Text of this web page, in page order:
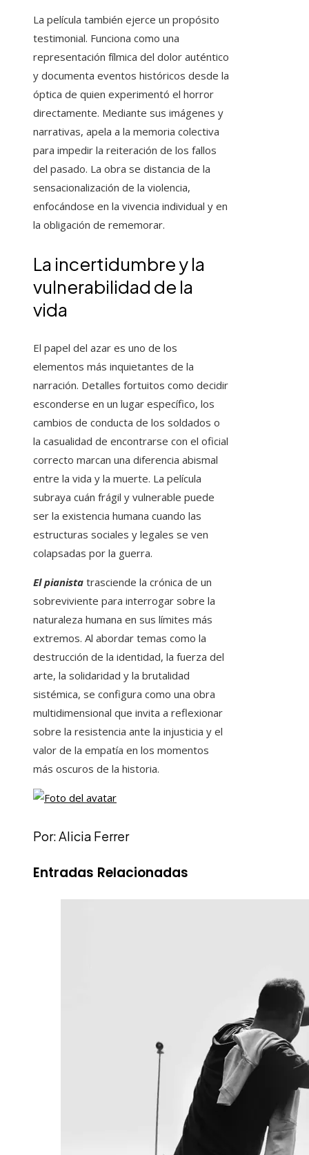
La película también ejerce un propósito
testimonial. Funciona como una
representación fílmica del dolor auténtico
y documenta eventos históricos desde la
óptica de quien experimentó el horror
directamente. Mediante sus imágenes y
narrativas, apela a la memoria colectiva
para impedir la reiteración de los fallos
del pasado. La obra se distancia de la
sensacionalización de la violencia,
enfocándose en la vivencia individual y en
la obligación de rememorar.
La incertidumbre y la
vulnerabilidad de la
vida
El papel del azar es uno de los
elementos más inquietantes de la
narración. Detalles fortuitos como decidir
esconderse en un lugar específico, los
cambios de conducta de los soldados o
la casualidad de encontrarse con el oficial
correcto marcan una diferencia abismal
entre la vida y la muerte. La película
subraya cuán frágil y vulnerable puede
ser la existencia humana cuando las
estructuras sociales y legales se ven
colapsadas por la guerra.
El pianista trasciende la crónica de un
sobreviviente para interrogar sobre la
naturaleza humana en sus límites más
extremos. Al abordar temas como la
destrucción de la identidad, la fuerza del
arte, la solidaridad y la brutalidad
sistémica, se configura como una obra
multidimensional que invita a reflexionar
sobre la resistencia ante la injusticia y el
valor de la empatía en los momentos
más oscuros de la historia.
Por: Alicia Ferrer
Entradas Relacionadas